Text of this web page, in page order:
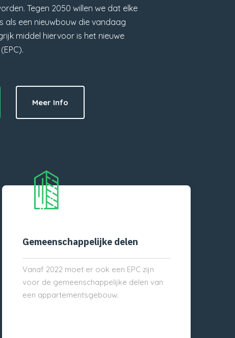
Tegen 2050 willen we dat elke
als een nieuwbouw die vandaag
middel hiervoor is het nieuwe
Meer Info
Gemeenschappelijke delen
Vanaf 2022 moet er ook een EPC zijn
voor de gemeenschappelijke delen van
een appartementsgebouw.